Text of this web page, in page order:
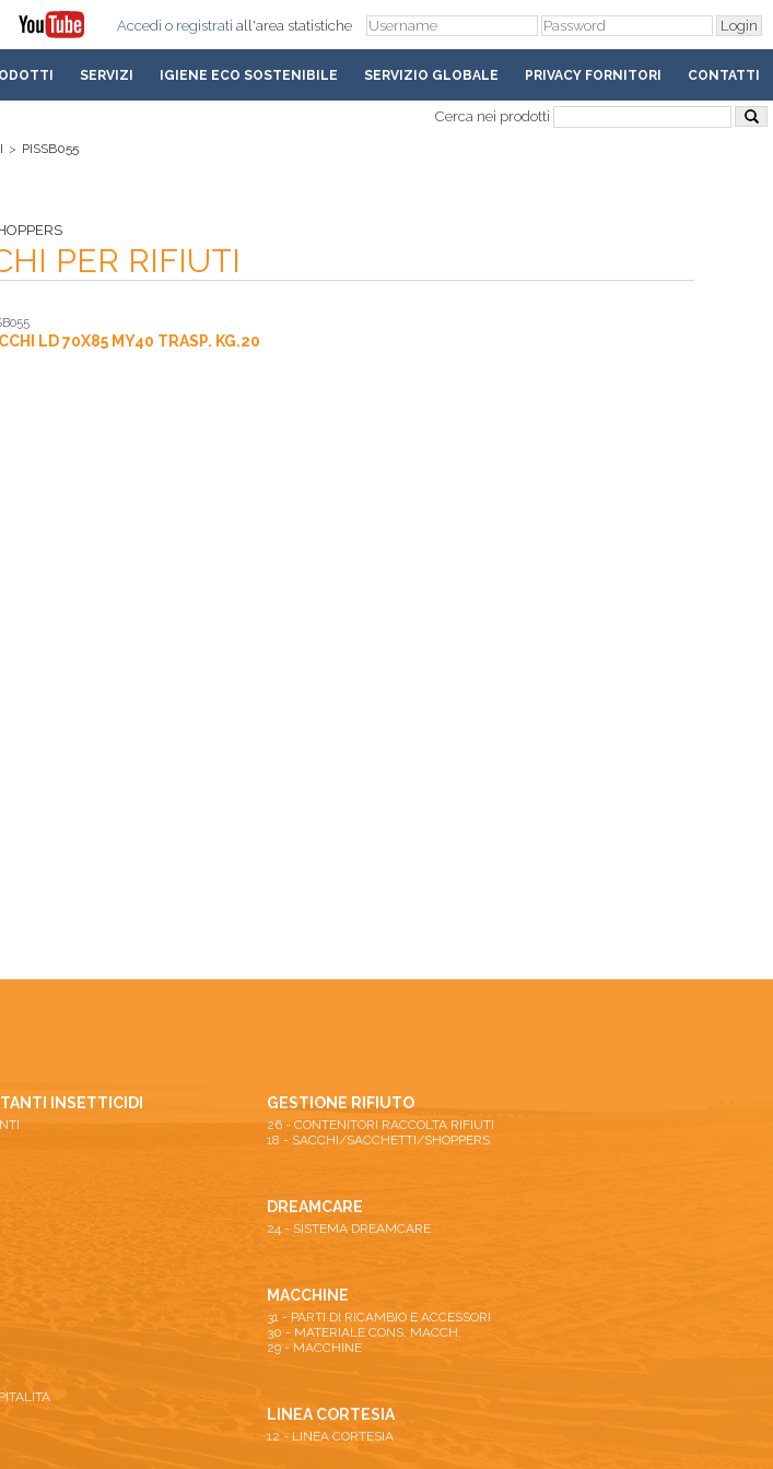
Accedi o registrati all'area statistiche
SERVIZI IGIENE ECO SOSTENIBILE SERVIZIO GLOBALE PRIVACY FORNITORI CONTATTI
Cerca nei prodotti
> PISSB055
PER RIFIUTI
LD 70X85 MY40 TRASP. KG.20
INSETTICIDI GESTIONE RIFIUTO
26 - CONTENITORI RACCOLTA RIFIUTI
18 - SACCHI/SACCHETTI/SHOPPERS
DREAMCARE
24 - SISTEMA DREAMCARE
MACCHINE
31 - PARTI DI RICAMBIO E ACCESSORI
30 - MATERIALE CONS. MACCH.
29 - MACCHINE
LINEA CORTESIA
12 - LINEA CORTESIA